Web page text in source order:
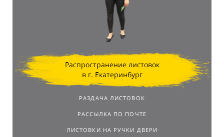
Распространение листовок
в г. Екатеринбург
РАЗДАЧА ЛИСТОВОК
РАССЫЛКА ПО ПОЧТЕ
ЛИСТОВКИ НА РУЧКИ ДВЕРИ